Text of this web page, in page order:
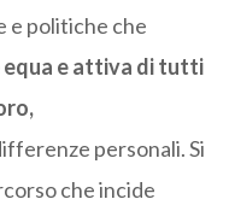
e politiche che
e attiva di tutti
personali. Si
che incide